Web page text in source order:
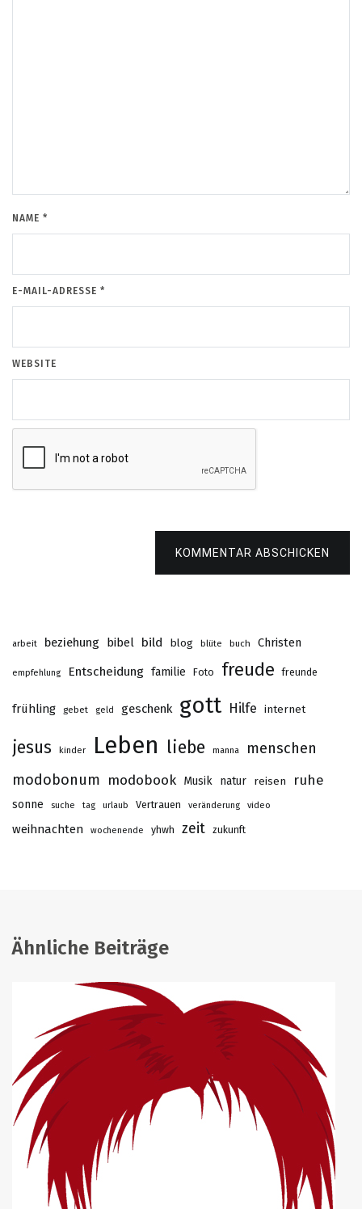
NAME *
E-MAIL-ADRESSE *
WEBSITE
KOMMENTAR ABSCHICKEN
arbeit beziehung bibel bild blog blüte buch Christen
empfehlung Entscheidung familie Foto freude freunde
frühling gebet geld geschenk gott Hilfe internet
jesus kinder Leben liebe manna
menschen
modobonum modobook Musik natur reisen ruhe
sonne suche tag urlaub Vertrauen veränderung video
weihnachten wochenende yhwh zeit zukunft
Ähnliche Beiträge